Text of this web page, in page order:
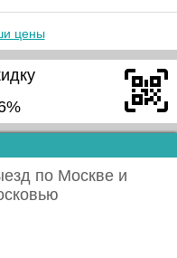
цены
по Москве и